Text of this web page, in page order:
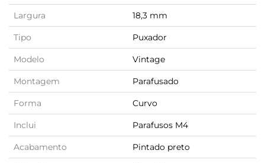
Largura 18,3 mm
Tipo Puxador
Modelo Vintage
Montagem Parafusado
Forma Curvo
Inclui Parafusos M4
Acabamento Pintado preto